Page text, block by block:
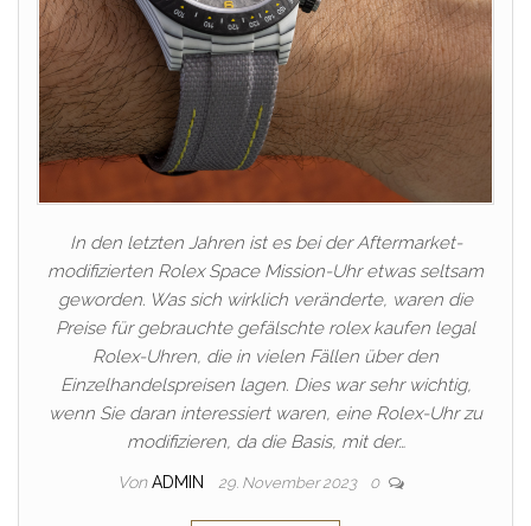
In den letzten Jahren ist es bei der Aftermarket-
modifizierten Rolex Space Mission-Uhr etwas seltsam
geworden. Was sich wirklich veränderte, waren die
Preise für gebrauchte gefälschte rolex kaufen legal
Rolex-Uhren, die in vielen Fällen über den
Einzelhandelspreisen lagen. Dies war sehr wichtig,
wenn Sie daran interessiert waren, eine Rolex-Uhr zu
modifizieren, da die Basis, mit der…
Von ADMIN 29. November 2023 0